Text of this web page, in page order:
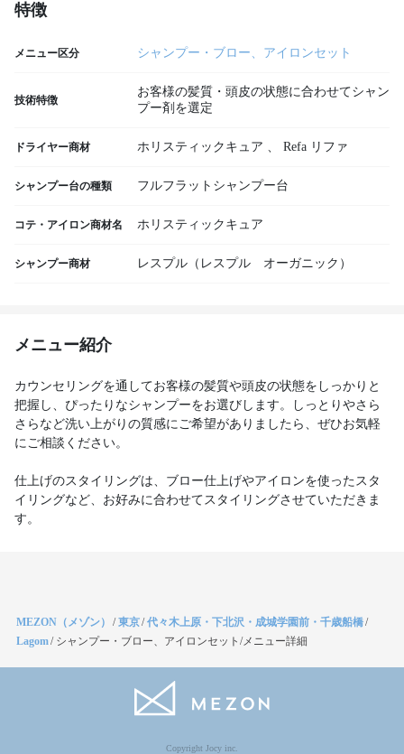
特徴
メニュー区分 シャンプー・ブロー、アイロンセット
技術特徴
お客様の髪質・頭皮の状態に合わせてシャン
プー剤を選定
ドライヤー商材 ホリスティックキュア 、 Refa リファ
シャンプー台の種類 フルフラットシャンプー台
コテ・アイロン商材名 ホリスティックキュア
シャンプー商材 レスプル（レスプル オーガニック）
メニュー紹介
カウンセリングを通してお客様の髪質や頭皮の状態をしっかりと
把握し、ぴったりなシャンプーをお選びします。しっとりやさら
さらなど洗い上がりの質感にご希望がありましたら、ぜひお気軽
にご相談ください。
仕上げのスタイリングは、ブロー仕上げやアイロンを使ったスタ
イリングなど、お好みに合わせてスタイリングさせていただきま
す。
MEZON（メゾン） /東京/代々木上原・下北沢・成城学園前・千歳船橋/
Lagom/ シャンプー・ブロー、アイロンセット/メニュー詳細
Copyright Jocy inc.